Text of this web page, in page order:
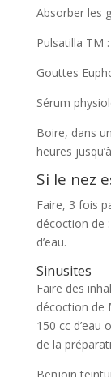
Absorber les
Pulsatilla TM
Gouttes
Sérum
Boire, dans
heures
Si le nez
Faire, 3 fois
décoction de
d’eau.
Sinusites
Faire des
décoction de
150 cc d’eau
de la